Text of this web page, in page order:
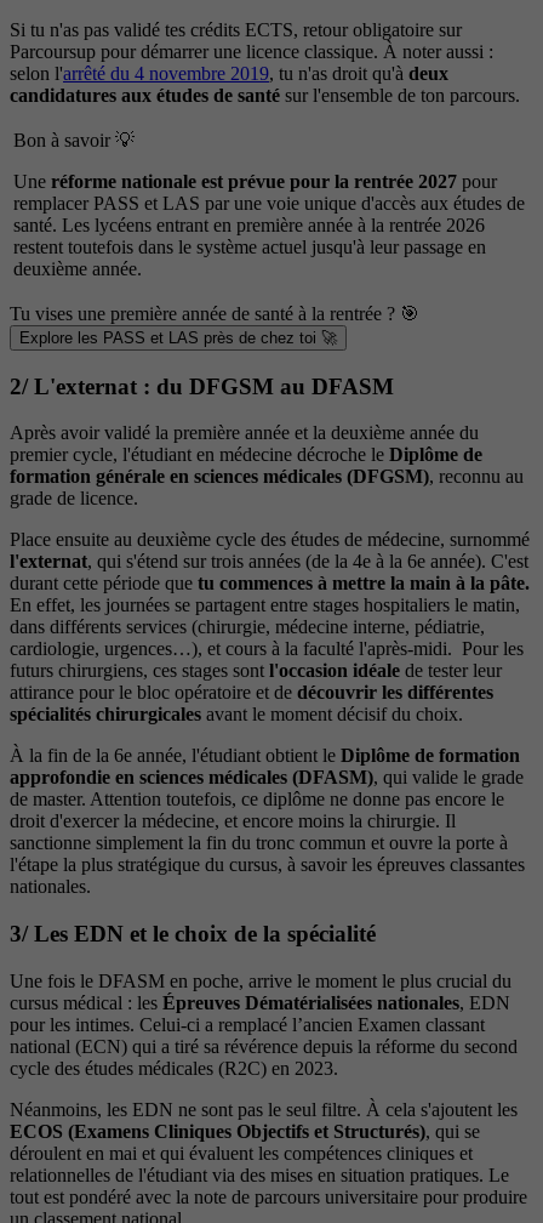
Si tu n'as pas validé tes crédits ECTS, retour obligatoire sur
Parcoursup pour démarrer une licence classique. À noter aussi :
selon l'arrêté du 4 novembre 2019, tu n'as droit qu'à deux
candidatures aux études de santé sur l'ensemble de ton parcours.
Bon à savoir 💡
Une réforme nationale est prévue pour la rentrée 2027 pour
remplacer PASS et LAS par une voie unique d'accès aux études de
santé. Les lycéens entrant en première année à la rentrée 2026
restent toutefois dans le système actuel jusqu'à leur passage en
deuxième année.
Tu vises une première année de santé à la rentrée ? 🎯
Explore les PASS et LAS près de chez toi 🚀
2/ L'externat : du DFGSM au DFASM
Après avoir validé la première année et la deuxième année du
premier cycle, l'étudiant en médecine décroche le Diplôme de
formation générale en sciences médicales (DFGSM), reconnu au
grade de licence.
Place ensuite au deuxième cycle des études de médecine, surnommé
l'externat, qui s'étend sur trois années (de la 4e à la 6e année). C'est
durant cette période que tu commences à mettre la main à la pâte.
En effet, les journées se partagent entre stages hospitaliers le matin,
dans différents services (chirurgie, médecine interne, pédiatrie,
cardiologie, urgences…), et cours à la faculté l'après-midi. Pour les
futurs chirurgiens, ces stages sont l'occasion idéale de tester leur
attirance pour le bloc opératoire et de découvrir les différentes
spécialités chirurgicales avant le moment décisif du choix.
À la fin de la 6e année, l'étudiant obtient le Diplôme de formation
approfondie en sciences médicales (DFASM), qui valide le grade
de master. Attention toutefois, ce diplôme ne donne pas encore le
droit d'exercer la médecine, et encore moins la chirurgie. Il
sanctionne simplement la fin du tronc commun et ouvre la porte à
l'étape la plus stratégique du cursus, à savoir les épreuves classantes
nationales.
3/ Les EDN et le choix de la spécialité
Une fois le DFASM en poche, arrive le moment le plus crucial du
cursus médical : les Épreuves Dématérialisées nationales, EDN
pour les intimes. Celui-ci a remplacé l’ancien Examen classant
national (ECN) qui a tiré sa révérence depuis la réforme du second
cycle des études médicales (R2C) en 2023.
Néanmoins, les EDN ne sont pas le seul filtre. À cela s'ajoutent les
ECOS (Examens Cliniques Objectifs et Structurés), qui se
déroulent en mai et qui évaluent les compétences cliniques et
relationnelles de l'étudiant via des mises en situation pratiques. Le
tout est pondéré avec la note de parcours universitaire pour produire
un classement national.